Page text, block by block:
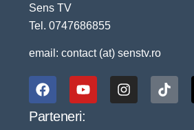
Sens TV
Tel. 0747686855
email: contact (at) senstv.ro
Parteneri: